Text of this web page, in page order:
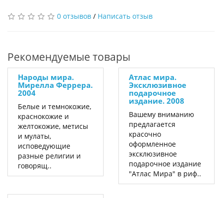
0 отзывов / Написать отзыв
Рекомендуемые товары
Народы мира.
Мирелла Феррера.
2004
Белые и темнокожие,
краснокожие и
желтокожие, метисы
и мулаты,
исповедующие
разные религии и
говорящ..
Атлас мира.
Эксклюзивное
подарочное
издание. 2008
Вашему вниманию
предлагается
красочно
оформленное
эксклюзивное
подарочное издание
"Атлас Мира" в риф..